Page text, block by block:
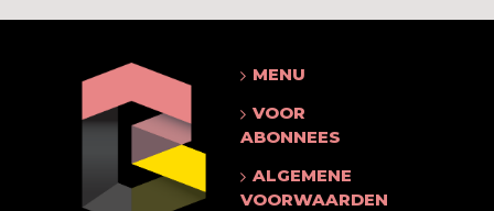
MENU
VOOR
ABONNEES
ALGEMENE
VOORWAARDEN